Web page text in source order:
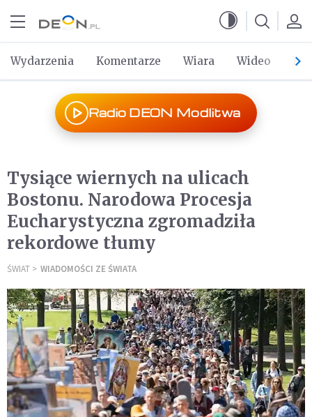
Wydarzenia Komentarze Wiara Wideo Po
Radio DEON Modlitwa
Tysiące wiernych na ulicach
Bostonu. Narodowa Procesja
Eucharystyczna zgromadziła
rekordowe tłumy
ŚWIAT WIADOMOŚCI ZE ŚWIATA